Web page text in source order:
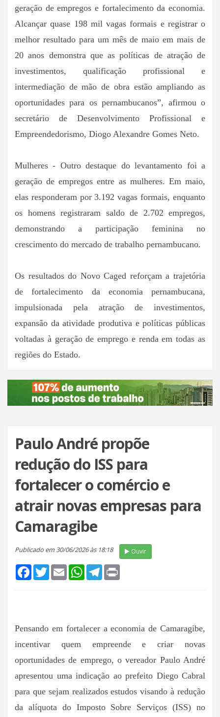
geração de empregos e fortalecimento da economia.
Alcançar quase 198 mil vagas formais e registrar o
melhor resultado para um mês de maio em mais de
20 anos demonstra que as políticas de atração de
investimentos, qualificação profissional e
intermediação de mão de obra estão ampliando as
oportunidades para os pernambucanos”, afirmou o
secretário de Desenvolvimento Profissional e
Empreendedorismo, Diogo Alexandre Gomes Neto.
Mulheres - Outro destaque do levantamento foi a
geração de empregos entre as mulheres. Em maio,
elas responderam por 3.192 vagas formais, enquanto
os homens registraram saldo de 2.702 empregos,
demonstrando a participação feminina no
crescimento do mercado de trabalho pernambucano.
Os resultados do Novo Caged reforçam a trajetória
de fortalecimento da economia pernambucana,
impulsionada pela atração de investimentos,
expansão da atividade produtiva e políticas públicas
voltadas à geração de emprego e renda em todas as
regiões do Estado.
Paulo André propõe
redução do ISS para
fortalecer o comércio e
atrair novas empresas para
Camaragibe
Publicado em 30/06/2026 às 18:18 Ouvir
FacebookTwitterEmail WhatsAppTelegram
Pensando em fortalecer a economia de Camaragibe,
incentivar quem empreende e criar novas
oportunidades de emprego, o vereador Paulo André
apresentou uma indicação ao prefeito Diego Cabral
para que sejam realizados estudos visando à redução
da alíquota do Imposto Sobre Serviços (ISS) no